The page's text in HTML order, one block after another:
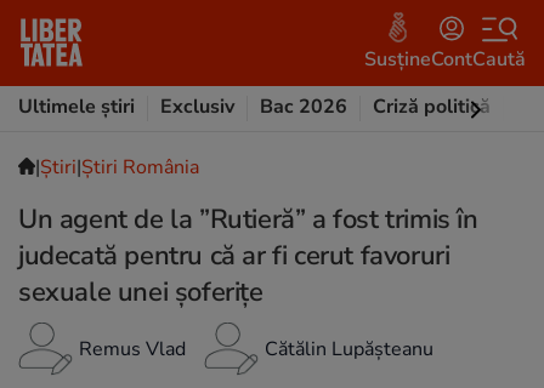
SusțineContCaută
Ultimele știri
Exclusiv Bac 2026 Criză politică
|Ştiri|Știri România
Un agent de la ”Rutieră” a fost trimis în
judecată pentru că ar fi cerut favoruri
sexuale unei șoferițe
Remus Vlad Cătălin Lupășteanu